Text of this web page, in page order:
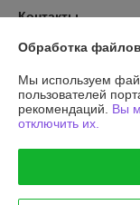
Контакты
Доставка и оплата
График работы
Политика
Обработка
Мы используем
пользователей
рекомендаций. Вы
отключить их.